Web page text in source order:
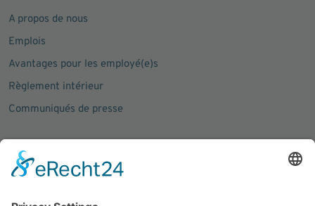
A propos de nous
Emplois
Avantages pour les employé(e)s
Règlement intérieur
Communiqués de presse
Social Media
Facebook
Instagram